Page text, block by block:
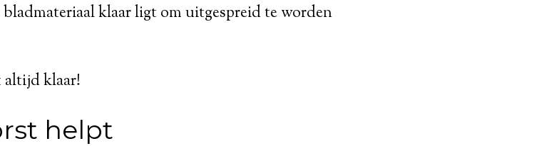
bladmateriaal klaar ligt om uitgespreid te worden
altijd klaar!
helpt